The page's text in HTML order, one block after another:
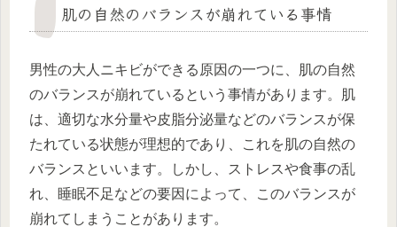
肌の自然のバランスが崩れている事情
男性の大人ニキビができる原因の一つに、肌の自然
のバランスが崩れているという事情があります。肌
は、適切な水分量や皮脂分泌量などのバランスが保
たれている状態が理想的であり、これを肌の自然の
バランスといいます。しかし、ストレスや食事の乱
れ、睡眠不足などの要因によって、このバランスが
崩れてしまうことがあります。